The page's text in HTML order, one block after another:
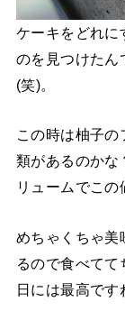
ケーキをどれに
のを見つけたん
(笑)。
この時は柚子
類があるのかな
リュームでこの
めちゃくちゃ美
るので食べて
日には最高です